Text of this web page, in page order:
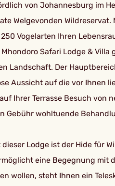
von Johannesburg im
Welgevonden
Vogelarten Ihren
Safari Lodge &
Landschaft. Der
Aussicht auf die vor Ihnen
Ihrer Terrasse Besuch von
Gebühr wohltuende
Lodge ist der Hide für
eine Begegnung mit
wollen, steht Ihnen ein